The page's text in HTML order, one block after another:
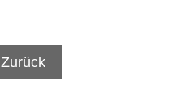
Zurück